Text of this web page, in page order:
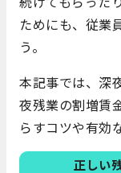
ためにも、従業
う。
本記事では、深
夜残業の割増賃
らすコツや有効
正しい